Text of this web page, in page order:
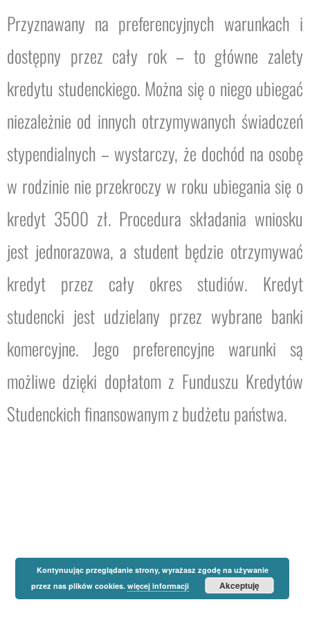
Przyznawany na preferencyjnych warunkach i
dostępny przez cały rok – to główne zalety
kredytu studenckiego. Można się o niego ubiegać
niezależnie od innych otrzymywanych świadczeń
stypendialnych – wystarczy, że dochód na osobę
w rodzinie nie przekroczy w roku ubiegania się o
kredyt 3500 zł. Procedura składania wniosku
jest jednorazowa, a student będzie otrzymywać
kredyt przez cały okres studiów. Kredyt
studencki jest udzielany przez wybrane banki
komercyjne. Jego preferencyjne warunki są
możliwe dzięki dopłatom z Funduszu Kredytów
Studenckich finansowanym z budżetu państwa.
Kontynuując przeglądanie strony, wyrażasz zgodę na używanie
przez nas plików cookies. więcej informacji Akceptuję